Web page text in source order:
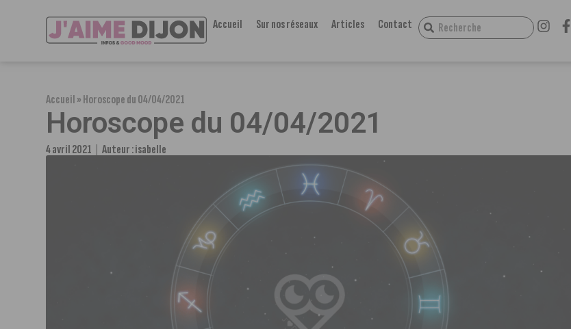
Accueil Sur nos réseaux Articles Contact
Accueil»Horoscope du 04/04/2021
Horoscope du 04/04/2021
4 avril 2021 Auteur :isabelle